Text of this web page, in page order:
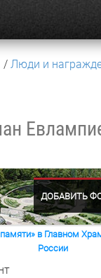
Люди и
ДОБАВИТЬ
в Главном
России